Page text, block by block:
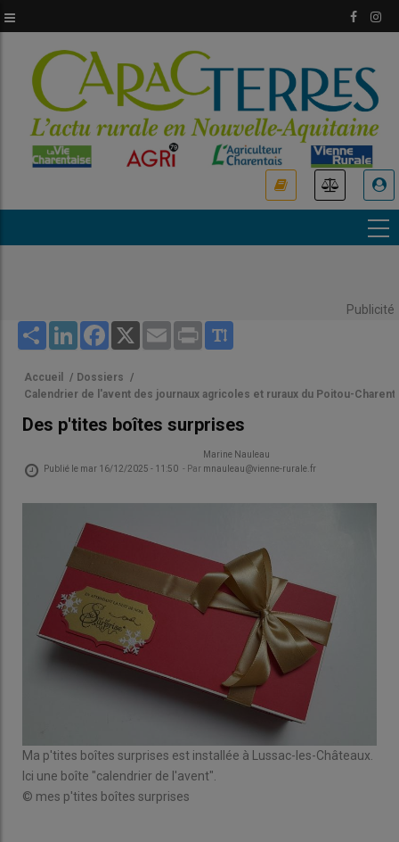
au
principal
Publicité
Share LinkedInFacebook
X Email Print
Accueil / Dossiers /
Calendrier de l'avent des journaux agricoles et ruraux du Poitou-
Des p'tites boîtes surprises
Publié le mar 16/12/2025 - 11:50 - Par
Marine Nauleau
mnauleau@vienne-rurale.fr
Ma p'tites boîtes surprises est installée à Lussac-les-Châteaux.
Ici une boîte "calendrier de l'avent".
© mes p'tites boîtes surprises